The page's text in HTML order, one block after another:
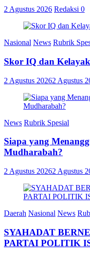
2 Agustus 2026 Redaksi 0
Nasional News Rubrik
Skor IQ dan
2 Agustus 20262 Agustus
News Rubrik Spesial
Siapa yang
Mudharabah?
2 Agustus 20262 Agustus
Daerah Nasional News
SYAHADAT
PARTAI POLITIK